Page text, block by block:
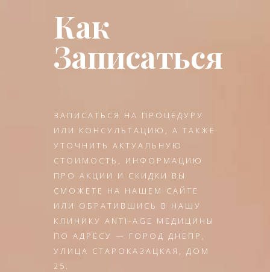
Как
Записаться
ЗАПИСАТЬСЯ НА ПРОЦЕДУРУ
ИЛИ КОНСУЛЬТАЦИЮ, А ТАКЖЕ
УТОЧНИТЬ АКТУАЛЬНУЮ
СТОИМОСТЬ, ИНФОРМАЦИЮ
ПРО АКЦИИ И СКИДКИ ВЫ
СМОЖЕТЕ НА НАШЕМ САЙТЕ
ИЛИ ОБРАТИВШИСЬ В НАШУ
КЛИНИКУ ANTI-AGE МЕДИЦИНЫ
ПО АДРЕСУ — ГОРОД ДНЕПР,
УЛИЦА СТАРОКАЗАЦКАЯ, ДОМ
25.